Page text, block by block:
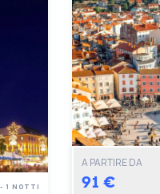
1 NOTTI
A PARTIRE DA
91 €